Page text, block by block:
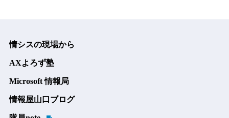
情シスの現場から
AXよろず塾
Microsoft 情報局
情報屋山口ブログ